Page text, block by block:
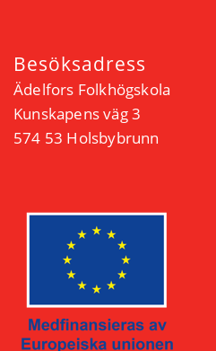
Besöksadress
Ädelfors Folkhögskola
Kunskapens väg 3
574 53 Holsbybrunn